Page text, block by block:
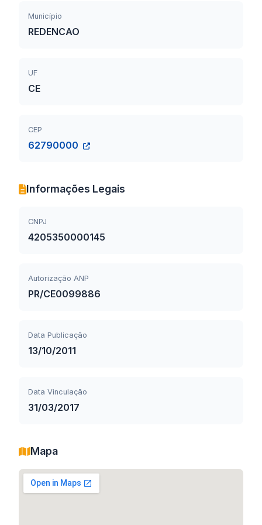
Município
REDENCAO
UF
CE
CEP
62790000
Informações Legais
CNPJ
4205350000145
Autorização ANP
PR/CE0099886
Data Publicação
13/10/2011
Data Vinculação
31/03/2017
Mapa